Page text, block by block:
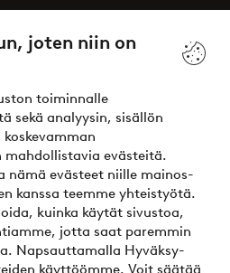
joten niin on
toiminnalle
sekä analyysin, sisällön
mahdollistavia evästeitä.
nämä evästeet niille mainos-
kanssa teemme yhteistyötä.
kuinka käytät sivustoa,
jotta saat paremmin
Napsauttamalla Hyväksy-
käyttöömme. Voit säätää
– maksa nyt tai erissä
maksuvaihtoehdoistamme?